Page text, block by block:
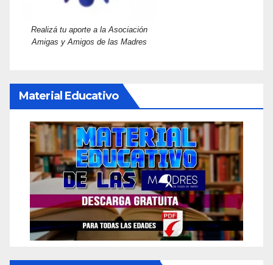
Realizá tu aporte a la Asociación
Amigas y Amigos de las Madres
Material Educativo